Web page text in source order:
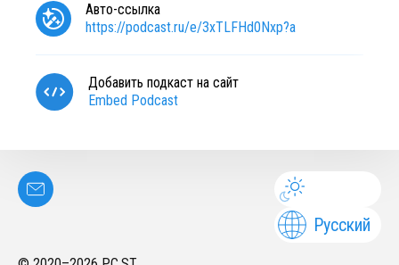
Авто-ссылка
https://podcast.ru/e/3xTLFHd0Nxp?a
Добавить подкаст на сайт
Embed Podcast
Русский